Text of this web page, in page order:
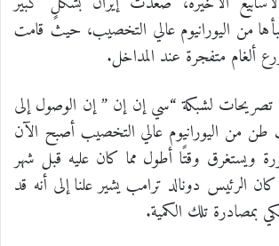
من اليورانيوم عالي التخصيب، حيث قامت
ألغام متفجرة عند المداخل.
تصريحات لشبكة “سي إن إن ” إن الوصول إلى
من اليورانيوم عالي التخصيب أصبح الآن
ويستغرق وقتًا أطول مما كان عليه قبل شهر
الرئيس دونالد ترامب يشير علنا إلى أنه قد
بمصادرة تلك الكمية.